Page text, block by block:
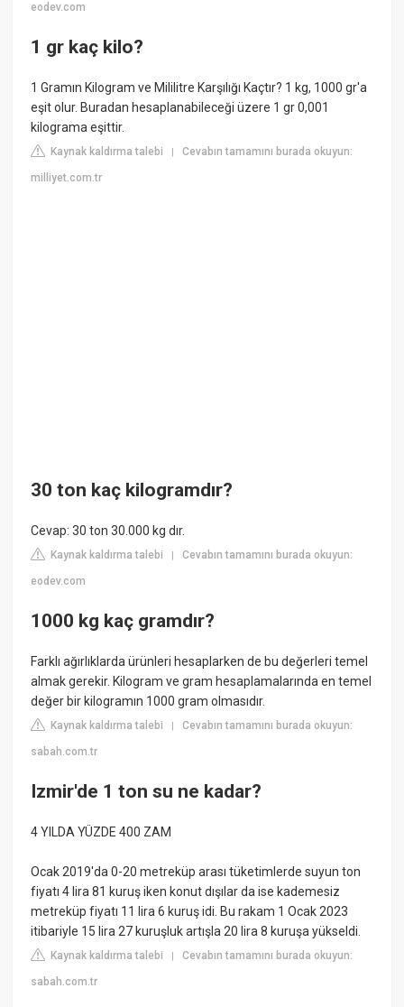
eodev.com
1 gr kaç kilo?
1 Gramın Kilogram ve Mililitre Karşılığı Kaçtır? 1 kg, 1000 gr'a
eşit olur. Buradan hesaplanabileceği üzere 1 gr 0,001
kilograma eşittir.
Kaynak kaldırma talebi |Cevabın tamamını burada okuyun:
milliyet.com.tr
30 ton kaç kilogramdır?
Cevap: 30 ton 30.000 kg dır.
Kaynak kaldırma talebi |Cevabın tamamını burada okuyun:
eodev.com
1000 kg kaç gramdır?
Farklı ağırlıklarda ürünleri hesaplarken de bu değerleri temel
almak gerekir. Kilogram ve gram hesaplamalarında en temel
değer bir kilogramın 1000 gram olmasıdır.
Kaynak kaldırma talebi |Cevabın tamamını burada okuyun:
sabah.com.tr
Izmir'de 1 ton su ne kadar?
4 YILDA YÜZDE 400 ZAM
Ocak 2019'da 0-20 metreküp arası tüketimlerde suyun ton
fiyatı 4 lira 81 kuruş iken konut dışılar da ise kademesiz
metreküp fiyatı 11 lira 6 kuruş idi. Bu rakam 1 Ocak 2023
itibariyle 15 lira 27 kuruşluk artışla 20 lira 8 kuruşa yükseldi.
Kaynak kaldırma talebi |Cevabın tamamını burada okuyun:
sabah.com.tr